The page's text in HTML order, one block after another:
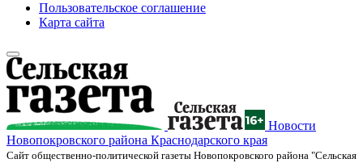
Пользовательское соглашение
Карта сайта
Новости
Новопокровского района Краснодарского края
Cайт общественно-политической газеты Новопокровского района "Сельская